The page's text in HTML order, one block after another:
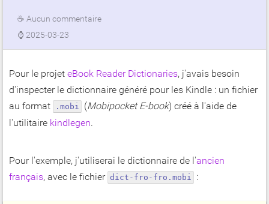
☕ Aucun commentaire
⌚ 2025-03-23
Pour le projet eBook Reader Dictionaries, j'avais besoin
d'inspecter le dictionnaire généré pour les Kindle : un fichier
au format
.mobi (Mobipocket E-book) créé à l'aide de
l'utilitaire kindlegen.
Pour l'exemple, j'utiliserai le dictionnaire de l'ancien
français, avec le fichier dict-fro-fro.mobi :